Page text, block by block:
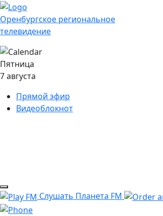
Оренбургское региональное
телевидение
Пятница
7 августа
Прямой эфир
Видеоблокнот
Слушать Планета FM